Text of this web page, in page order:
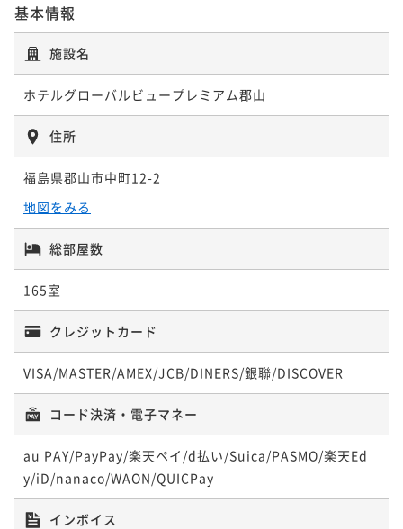
ポイントアップ
【朝食付】プレミアムスタンダードプラン
¥16,400~
ポイントアップ
【朝食付】 アメニティ付き プレミアムスタンダー
¥17,000~
2名 ¥ 15,810 ~
基本情報
施設名
ホテルグローバルビュープレミアム郡山
住所
福島県郡山市中町12-2
地図をみる
総部屋数
165室
クレジットカード
VISA/MASTER/AMEX/JCB/DINERS/銀聯/DISCOVER
コード決済・電子マネー
au PAY/PayPay/楽天ペイ/d払い/Suica/PASMO/楽天Ed
y/iD/nanaco/WAON/QUICPay
インボイス